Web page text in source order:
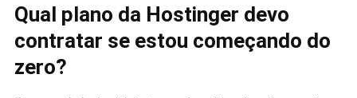
Qual plano da Hostinger devo
contratar se estou começando do
zero?